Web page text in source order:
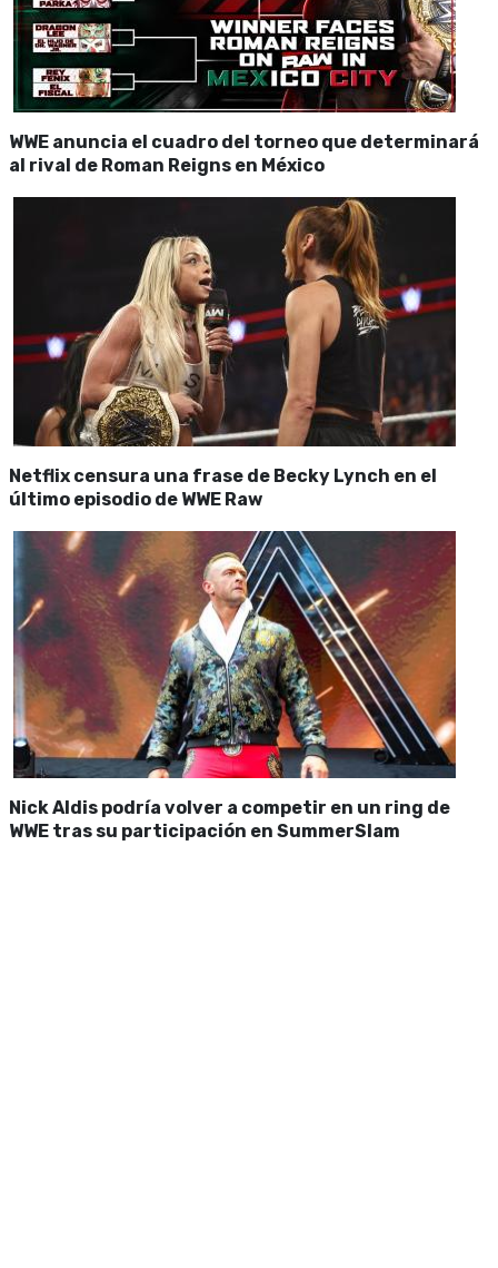
WWE anuncia el cuadro del torneo que determinará
al rival de Roman Reigns en México
Netflix censura una frase de Becky Lynch en el
último episodio de WWE Raw
Nick Aldis podría volver a competir en un ring de
WWE tras su participación en SummerSlam